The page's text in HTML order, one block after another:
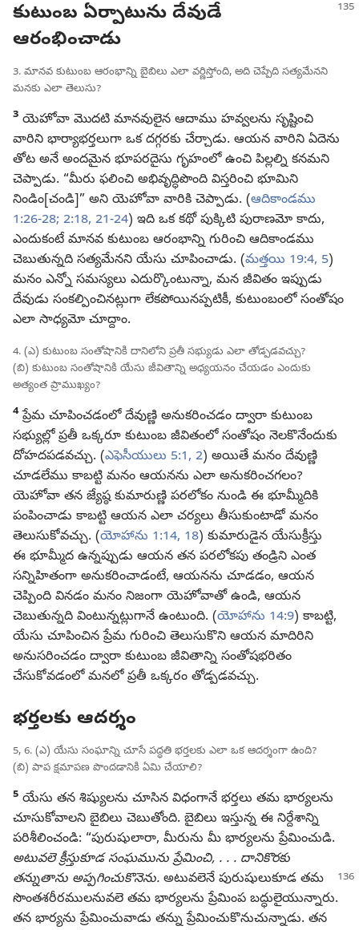
కుటుంబ ఏర్పాటును దేవుడే
ఆరంభించాడు
3. మానవ కుటుంబ ఆరంభాన్ని బైబిలు ఎలా వర్ణిస్తోంది, అది చెప్పేది సత్యమేనని
మనకు ఎలా తెలుసు?
3 యెహోవా మొదటి మానవులైన ఆదాము హవ్వలను సృష్టించి
వారిని భార్యాభర్తలుగా ఒక దగ్గరకు చేర్చాడు. ఆయన వారిని ఏదెను
తోట అనే అందమైన భూపరదైసు గృహంలో ఉంచి పిల్లల్ని కనమని
చెప్పాడు. “మీరు ఫలించి అభివృద్ధిపొంది విస్తరించి భూమిని
నిండిం[చండి]” అని యెహోవా వారికి చెప్పాడు. (ఆదికాండము
1:26-28; 2:18, 21-24) ఇది ఒక కథో పుక్కిటి పురాణమో కాదు,
ఎందుకంటే మానవ కుటుంబ ఆరంభాన్ని గురించి ఆదికాండము
చెబుతున్నది సత్యమేనని యేసు చూపించాడు. (మత్తయి 19:4, 5)
మనం ఎన్నో సమస్యలు ఎదుర్కొంటున్నా, మన జీవితం ఇప్పుడు
దేవుడు సంకల్పించినట్లుగా లేకపోయినప్పటికీ, కుటుంబంలో సంతోషం
ఎలా సాధ్యమో చూద్దాం.
4. (ఎ) కుటుంబ సంతోషానికి దానిలోని ప్రతీ సభ్యుడు ఎలా తోడ్పడవచ్చు?
(బి) కుటుంబ సంతోషానికి యేసు జీవితాన్ని అధ్యయనం చేయడం ఎందుకు
అత్యంత ప్రాముఖ్యం?
4ప్రేమ చూపించడంలో దేవుణ్ణి అనుకరించడం ద్వారా కుటుంబ
సభ్యుల్లో ప్రతీ ఒక్కరూ కుటుంబ జీవితంలో సంతోషం నెలకొనేందుకు
దోహదపడవచ్చు. (ఎఫెసీయులు 5:1, 2) అయితే మనం దేవుణ్ణి
చూడలేము కాబట్టి మనం ఆయనను ఎలా అనుకరించగలం?
యెహోవా తన జ్యేష్ఠ కుమారుణ్ణి పరలోకం నుండి ఈ భూమ్మీదికి
పంపించాడు కాబట్టి ఆయన ఎలా చర్యలు తీసుకుంటాడో మనం
తెలుసుకోవచ్చు. (యోహాను 1:14, 18) కుమారుడైన యేసుక్రీస్తు
ఈ భూమ్మీద ఉన్నప్పుడు ఆయన తన పరలోకపు తండ్రిని ఎంత
సన్నిహితంగా అనుకరించాడంటే, ఆయనను చూడడం, ఆయన
చెప్పింది వినడం మనం నిజంగా యెహోవాతో ఉండి, ఆయన
చెబుతున్నది వింటున్నట్లుగానే ఉంటుంది. (యోహాను 14:9) కాబట్టి,
యేసు చూపించిన ప్రేమ గురించి తెలుసుకొని ఆయన మాదిరిని
అనుసరించడం ద్వారా కుటుంబ జీవితాన్ని సంతోషభరితం
చేసుకోవడంలో మనలో ప్రతీ ఒక్కరం తోడ్పడవచ్చు.
భర్తలకు ఆదర్శం
5, 6. (ఎ) యేసు సంఘాన్ని చూసే పద్ధతి భర్తలకు ఎలా ఒక ఆదర్శంగా ఉంది?
(బి) పాప క్షమాపణ పొందడానికి ఏమి చేయాలి?
5 యేసు తన శిష్యులను చూసిన విధంగానే భర్తలు తమ భార్యలను
చూసుకోవాలని బైబిలు చెబుతోంది. బైబిలు ఇస్తున్న ఈ నిర్దేశాన్ని
పరిశీలించండి: “పురుషులారా, మీరును మీ భార్యలను ప్రేమించుడి.
అటువలె క్రీస్తుకూడ సంఘమును ప్రేమించి, . . . దానికొరకు
తన్నుతాను అప్పగించుకొనెను. అటువలెనే పురుషులుకూడ తమ
సొంతశరీరములనువలె తమ భార్యలను ప్రేమింప బద్ధులైయున్నారు.
తన భార్యను ప్రేమించువాడు తన్ను ప్రేమించుకొనుచున్నాడు. తన